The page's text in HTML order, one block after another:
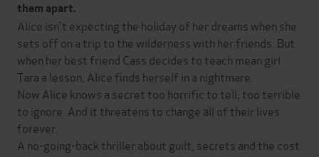
them apart.
Alice isn't expecting the holiday of her dreams when she
sets off on a trip to the wilderness with her friends. But
when her best friend Cass decides to teach mean girl
Tara a lesson, Alice finds herself in a nightmare.
Now Alice knows a secret too horrific to tell; too terrible
to ignore. And it threatens to change all of their lives
forever.
A no-going-back thriller about guilt, secrets and the cost